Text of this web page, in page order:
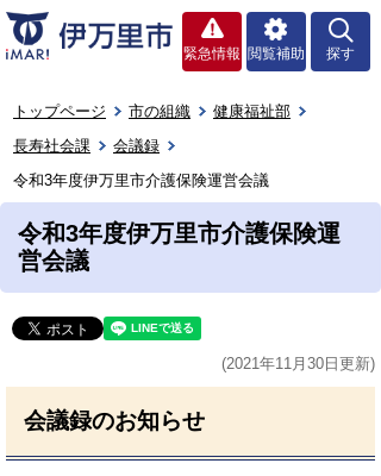
緊急情報 閲覧補助 探す
トップページ 市の組織
健康福祉部
長寿社会課
会議録
令和3年度伊万里市介護保険運営会議
令和3年度伊万里市介護保険運
営会議
(2021年11月30日更新)
会議録のお知らせ